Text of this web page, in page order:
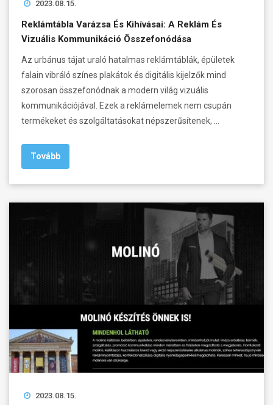
2023.08.15.
Reklámtábla Varázsa És Kihívásai: A Reklám És
Vizuális Kommunikáció Összefonódása
Az urbánus tájat uraló hatalmas reklámtáblák, épületek
falain vibráló színes plakátok és digitális kijelzők mind
szorosan összefonódnak a modern világ vizuális
kommunikációjával. Ezek a reklámelemek nem csupán
termékeket és szolgáltatásokat népszerűsítenek, …
Tovább
2023.08.15.